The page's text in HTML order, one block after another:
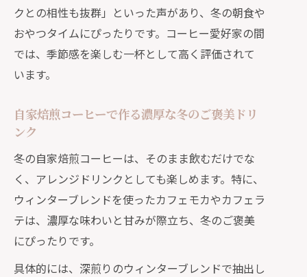
クとの相性も抜群」といった声があり、冬の朝食や
おやつタイムにぴったりです。コーヒー愛好家の間
では、季節感を楽しむ一杯として高く評価されて
います。
自家焙煎コーヒーで作る濃厚な冬のご褒美ドリ
ンク
冬の自家焙煎コーヒーは、そのまま飲むだけでな
く、アレンジドリンクとしても楽しめます。特に、
ウィンターブレンドを使ったカフェモカやカフェラ
テは、濃厚な味わいと甘みが際立ち、冬のご褒美
にぴったりです。
具体的には、深煎りのウィンターブレンドで抽出し